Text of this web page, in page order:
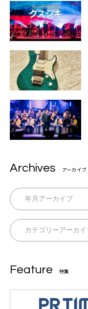
Archives アーカイブ
Feature 特集